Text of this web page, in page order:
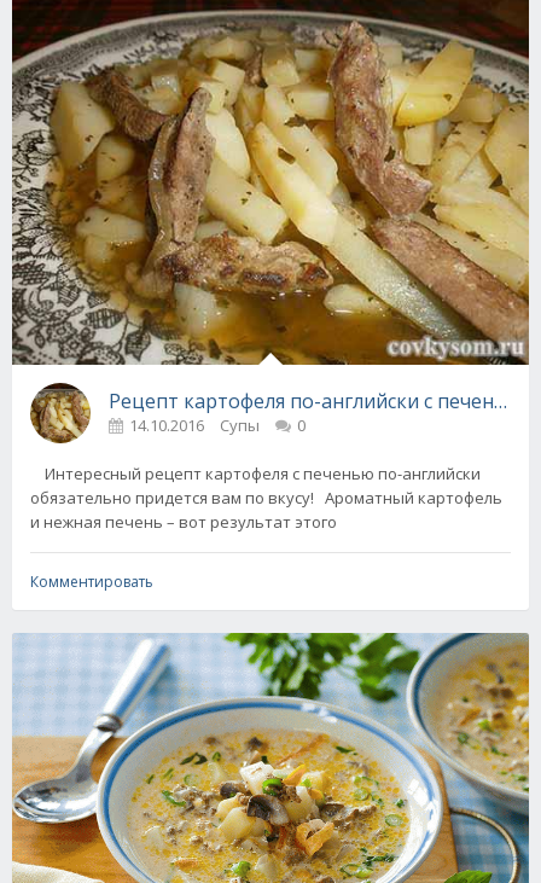
Рецепт картофеля по-английски с печенью
14.10.2016 Супы 0
обязательно придется вам по вкусу! Ароматный картофель
и нежная печень – вот результат этого
Комментировать